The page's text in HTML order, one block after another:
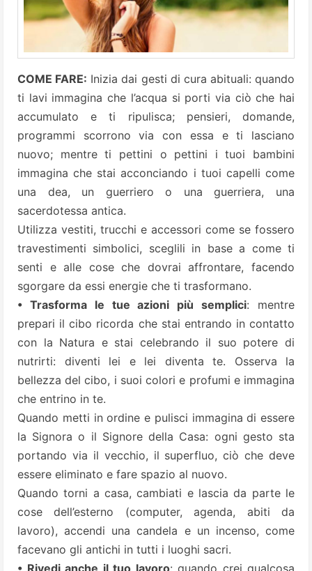
COME FARE: Inizia dai gesti di cura abituali: quando
ti lavi immagina che l’acqua si porti via ciò che hai
accumulato e ti ripulisca; pensieri, domande,
programmi scorrono via con essa e ti lasciano
nuovo; mentre ti pettini o pettini i tuoi bambini
immagina che stai acconciando i tuoi capelli come
una dea, un guerriero o una guerriera, una
sacerdotessa antica.
Utilizza vestiti, trucchi e accessori come se fossero
travestimenti simbolici, sceglili in base a come ti
senti e alle cose che dovrai affrontare, facendo
sgorgare da essi energie che ti trasformano.
• Trasforma le tue azioni più semplici: mentre
prepari il cibo ricorda che stai entrando in contatto
con la Natura e stai celebrando il suo potere di
nutrirti: diventi lei e lei diventa te. Osserva la
bellezza del cibo, i suoi colori e profumi e immagina
che entrino in te.
Quando metti in ordine e pulisci immagina di essere
la Signora o il Signore della Casa: ogni gesto sta
portando via il vecchio, il superfluo, ciò che deve
essere eliminato e fare spazio al nuovo.
Quando torni a casa, cambiati e lascia da parte le
cose dell’esterno (computer, agenda, abiti da
lavoro), accendi una candela e un incenso, come
facevano gli antichi in tutti i luoghi sacri.
• Rivedi anche il tuo lavoro: quando crei qualcosa